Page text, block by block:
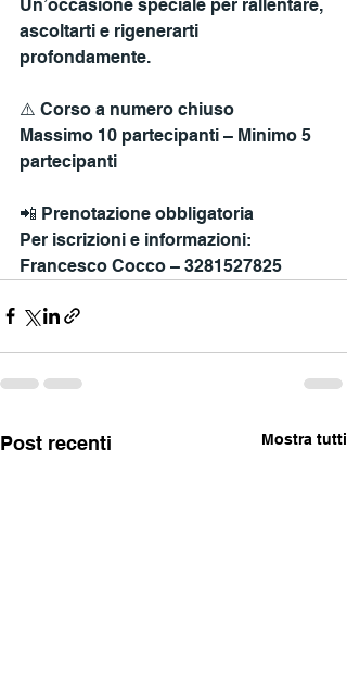
Un’occasione speciale per rallentare,
ascoltarti e rigenerarti
profondamente.
⚠️ Corso a numero chiuso
Massimo 10 partecipanti – Minimo 5
partecipanti
📲 Prenotazione obbligatoria
Per iscrizioni e informazioni:
Francesco Cocco – 3281527825
Post recenti Mostra tutti